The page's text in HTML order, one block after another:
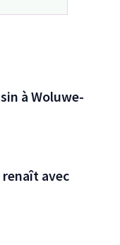
à Woluwe-
renaît avec